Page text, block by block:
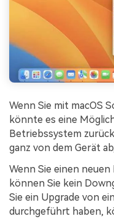
Wenn Sie mit macOS
könnte es eine
Betriebssystem
ganz von dem Gerät
Wenn Sie einen
können Sie kein
Sie ein Upgrade von
durchgeführt haben,